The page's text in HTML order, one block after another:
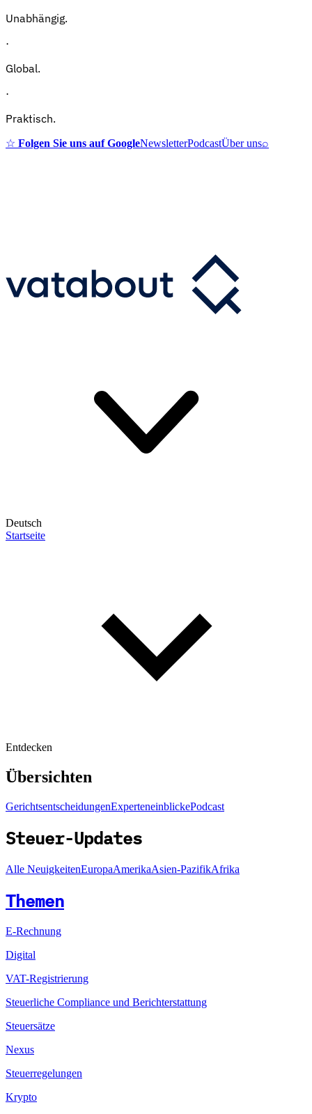
Unabhängig.
·
Global.
·
Praktisch.
☆ Folgen Sie uns auf GoogleNewsletterPodcastÜber uns⌕
Deutsch
Startseite
Entdecken
Übersichten
GerichtsentscheidungenExperteneinblickePodcast
Steuer-Updates
Alle NeuigkeitenEuropaAmerikaAsien-PazifikAfrika
Themen
E-Rechnung
Digital
VAT-Registrierung
Steuerliche Compliance und Berichterstattung
Steuersätze
Nexus
Steuerregelungen
Krypto